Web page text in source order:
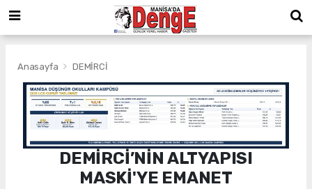
Anasayfa DEMİRCİ
DEMİRCİ’NİN ALTYAPISI
MASKİ'YE EMANET